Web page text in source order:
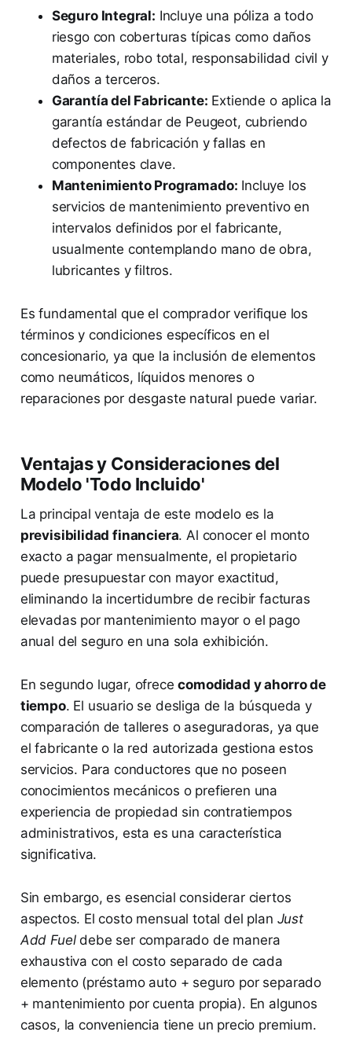
Seguro Integral: Incluye una póliza a todo
riesgo con coberturas típicas como daños
materiales, robo total, responsabilidad civil y
daños a terceros.
Garantía del Fabricante: Extiende o aplica la
garantía estándar de Peugeot, cubriendo
defectos de fabricación y fallas en
componentes clave.
Mantenimiento Programado: Incluye los
servicios de mantenimiento preventivo en
intervalos definidos por el fabricante,
usualmente contemplando mano de obra,
lubricantes y filtros.
Es fundamental que el comprador verifique los
términos y condiciones específicos en el
concesionario, ya que la inclusión de elementos
como neumáticos, líquidos menores o
reparaciones por desgaste natural puede variar.
Ventajas y Consideraciones del
Modelo 'Todo Incluido'
La principal ventaja de este modelo es la
previsibilidad financiera. Al conocer el monto
exacto a pagar mensualmente, el propietario
puede presupuestar con mayor exactitud,
eliminando la incertidumbre de recibir facturas
elevadas por mantenimiento mayor o el pago
anual del seguro en una sola exhibición.
En segundo lugar, ofrececomodidad y ahorro de
tiempo. El usuario se desliga de la búsqueda y
comparación de talleres o aseguradoras, ya que
el fabricante o la red autorizada gestiona estos
servicios. Para conductores que no poseen
conocimientos mecánicos o prefieren una
experiencia de propiedad sin contratiempos
administrativos, esta es una característica
significativa.
Sin embargo, es esencial considerar ciertos
aspectos. El costo mensual total del plan Just
Add Fueldebe ser comparado de manera
exhaustiva con el costo separado de cada
elemento (préstamo auto + seguro por separado
+ mantenimiento por cuenta propia). En algunos
casos, la conveniencia tiene un precio premium.